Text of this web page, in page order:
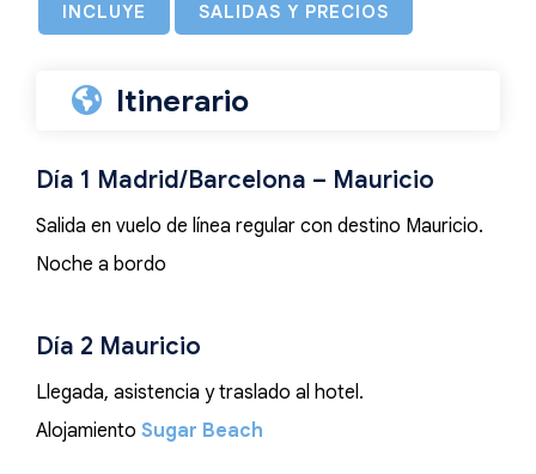
INCLUYE SALIDAS Y PRECIOS
Itinerario
Día 1 Madrid/Barcelona – Mauricio
Salida en vuelo de línea regular con destino Mauricio.
Noche a bordo
Día 2 Mauricio
Llegada, asistencia y traslado al hotel.
Alojamiento Sugar Beach